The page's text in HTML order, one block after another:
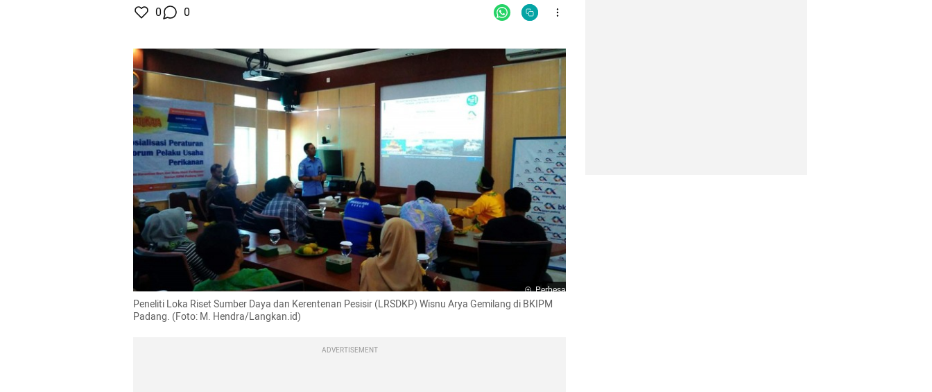
0 0
Perbesar
Peneliti Loka Riset Sumber Daya dan Kerentenan Pesisir (LRSDKP) Wisnu Arya Gemilang di BKIPM
Padang. (Foto: M. Hendra/Langkan.id)
ADVERTISEMENT